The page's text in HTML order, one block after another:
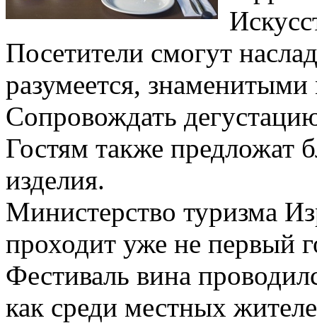
Посетители смогут
разумеется,
Сопровождать
Гостям также предложат
изделия.
Министерство туризма
проходит уже не первый
Фестиваль вина
как среди местных